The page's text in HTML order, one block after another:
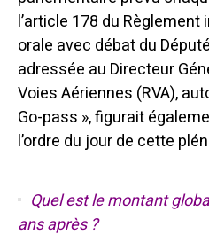
l’article 178 du
orale avec débat du
adressée au Directeur
Voies Aériennes (RVA),
Go-pass », figurait
l’ordre du jour de cette
Quel est le montant
ans après ?